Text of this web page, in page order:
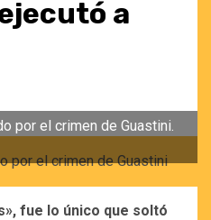
a
por el crimen de Guastini.
fue lo único que soltó